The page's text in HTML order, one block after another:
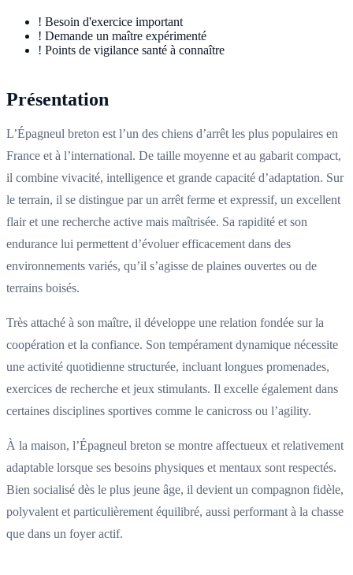
! Besoin d'exercice important
! Demande un maître expérimenté
! Points de vigilance santé à connaître
Présentation
L’Épagneul breton est l’un des chiens d’arrêt les plus populaires en
France et à l’international. De taille moyenne et au gabarit compact,
il combine vivacité, intelligence et grande capacité d’adaptation. Sur
le terrain, il se distingue par un arrêt ferme et expressif, un excellent
flair et une recherche active mais maîtrisée. Sa rapidité et son
endurance lui permettent d’évoluer efficacement dans des
environnements variés, qu’il s’agisse de plaines ouvertes ou de
terrains boisés.
Très attaché à son maître, il développe une relation fondée sur la
coopération et la confiance. Son tempérament dynamique nécessite
une activité quotidienne structurée, incluant longues promenades,
exercices de recherche et jeux stimulants. Il excelle également dans
certaines disciplines sportives comme le canicross ou l’agility.
À la maison, l’Épagneul breton se montre affectueux et relativement
adaptable lorsque ses besoins physiques et mentaux sont respectés.
Bien socialisé dès le plus jeune âge, il devient un compagnon fidèle,
polyvalent et particulièrement équilibré, aussi performant à la chasse
que dans un foyer actif.